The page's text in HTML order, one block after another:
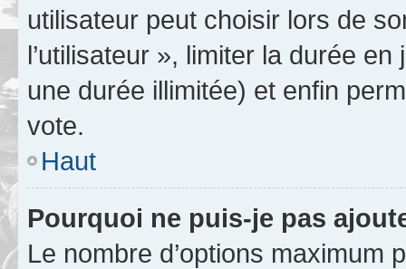
utilisateur peut choisir lors de
l’utilisateur », limiter la durée
une durée illimitée) et enfin
vote.
Haut
Pourquoi ne puis-je pas
Le nombre d’options maximum